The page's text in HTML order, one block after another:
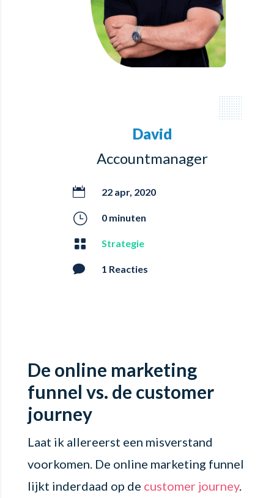
David
Accountmanager
 22 apr, 2020
} 0 minuten
 Strategie
 1 Reacties
De online marketing
funnel vs. de customer
journey
Laat ik allereerst een misverstand
voorkomen. De online marketing funnel
lijkt inderdaad op de customer journey.